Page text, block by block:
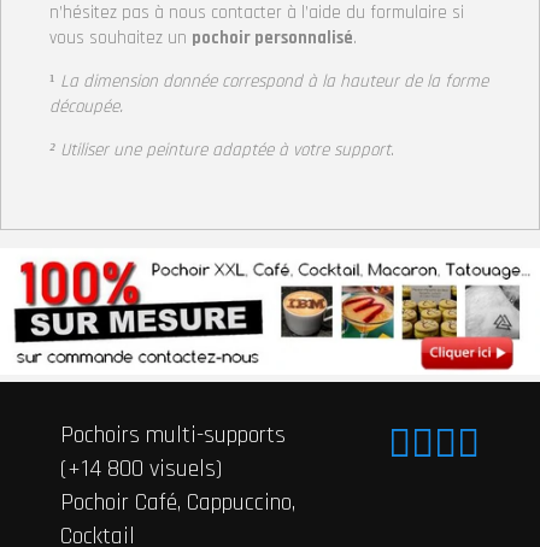
n’hésitez pas à nous contacter à l’aide du formulaire si
vous souhaitez un pochoir personnalisé.
¹ La dimension donnée correspond à la hauteur de la forme
découpée.
² Utiliser une peinture adaptée à votre support.
Pochoirs multi-supports
(+14 800 visuels)
Pochoir Café, Cappuccino,
Cocktail